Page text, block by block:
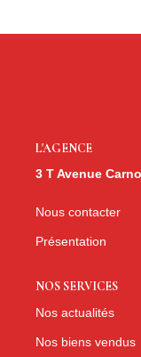
L'AGENCE
3 T Avenue
Nous contacter
Présentation
NOS SERVICES
Nos actualités
Nos biens vendus